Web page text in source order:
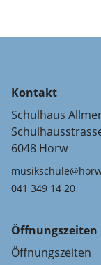
Kontakt
Schulhaus
6048 Horw
041 349 14 20
Öffnungszeiten
Öffnungszeiten